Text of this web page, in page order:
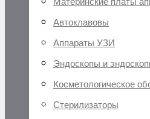
Автоклавовы
Аппараты УЗИ
Эндоскопы и
Косметологическое
Стерилизаторы